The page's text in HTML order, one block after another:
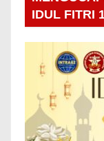
IDUL FITRI